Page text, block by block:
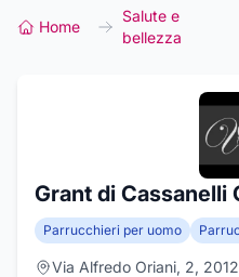
Home
Salute e
bellezza
Grant di Cassanelli
Parrucchieri per uomo
Via Alfredo Oriani, 2,